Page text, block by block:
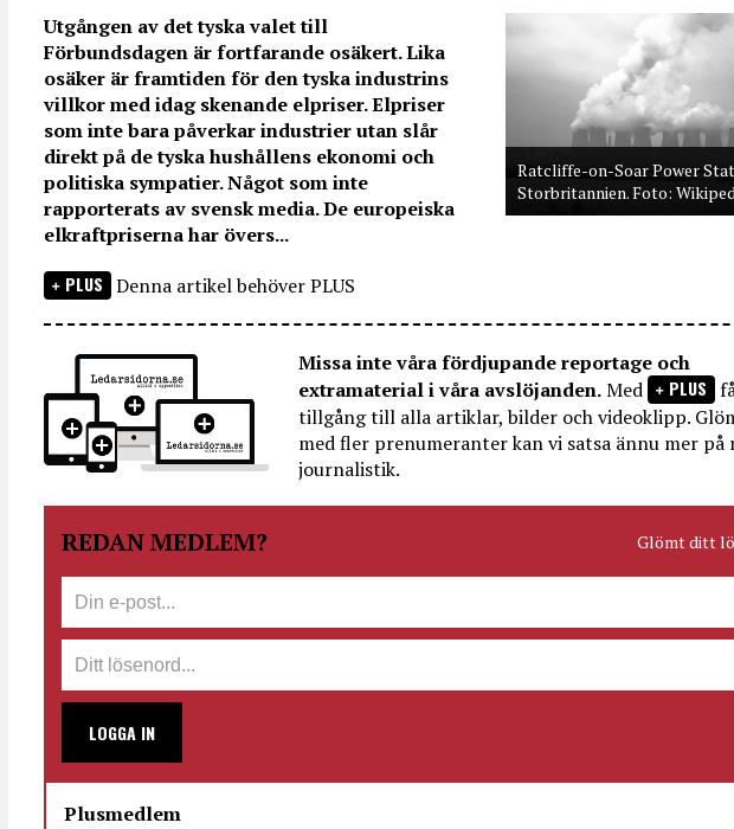
Ratcliffe-on-Soar Power
Storbritannien. Foto:
Utgången av det tyska valet till
Förbundsdagen är fortfarande osäkert. Lika
osäker är framtiden för den tyska industrins
villkor med idag skenande elpriser. Elpriser
som inte bara påverkar industrier utan slår
direkt på de tyska hushållens ekonomi och
politiska sympatier. Något som inte
rapporterats av svensk media. De europeiska
elkraftpriserna har övers...
PLUS Denna artikel behöver PLUS
Missa inte våra fördjupande reportage och
extramaterial i våra avslöjanden.Med PLUS
tillgång till alla artiklar, bilder och videoklipp.
med fler prenumeranter kan vi satsa ännu mer på
journalistik.
REDAN MEDLEM? Glömt ditt
LOGGA IN
Plusmedlem